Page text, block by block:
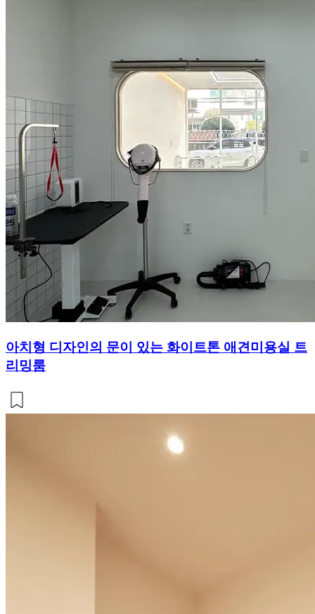
아치형 디자인의 문이 있는 화이트톤 애견미용실 트
리밍룸